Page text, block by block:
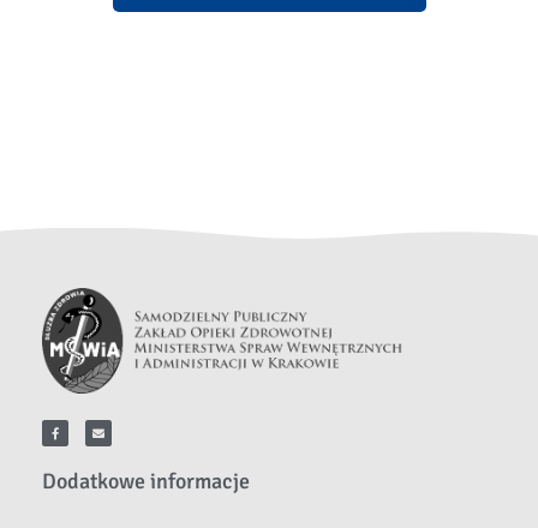
Dodatkowe informacje